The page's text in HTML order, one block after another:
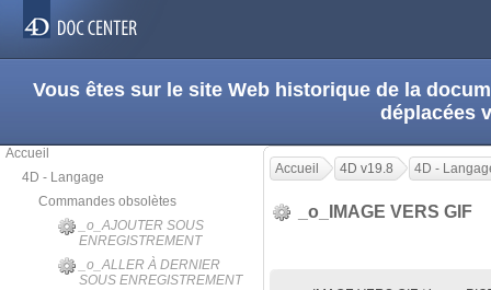
Vous êtes sur le site Web historique de la
déplacées
Accueil
4D - Langage
Commandes obsolètes
_o_AJOUTER SOUS
ENREGISTREMENT
_o_ALLER À DERNIER
SOUS ENREGISTREMENT
Accueil 4D v19.8 4D -
_o_IMAGE VERS GIF